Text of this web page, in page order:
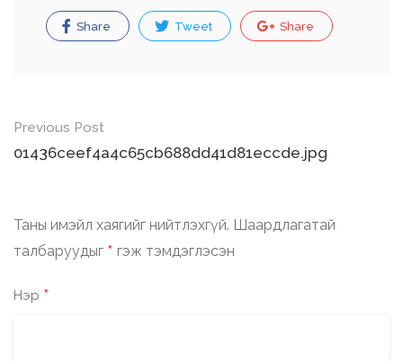
Share Tweet Share
Post
navigation
Previous Post
01436ceef4a4c65cb688dd41d81eccde.jpg
Таны имэйл хаягийг нийтлэхгүй. Шаардлагатай
талбаруудыг * гэж тэмдэглэсэн
Нэр *